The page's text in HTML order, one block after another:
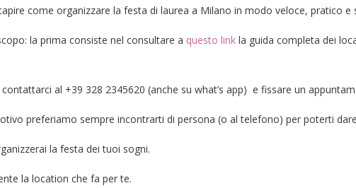
come organizzare la festa di laurea a Milano in modo veloce, pratico e
la prima consiste nel consultare a questo link la guida completa dei
al +39 328 2345620 (anche su what’s app) e fissare un
preferiamo sempre incontrarti di persona (o al telefono) per poterti
la festa dei tuoi sogni.
la location che fa per te.